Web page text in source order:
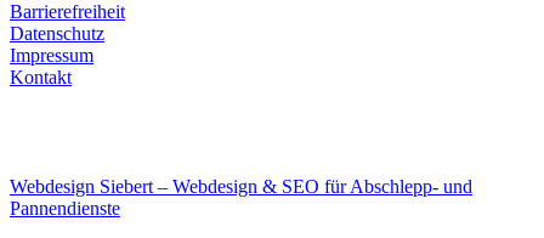
Barrierefreiheit
Datenschutz
Impressum
Kontakt
Webdesign Siebert – Webdesign & SEO für Abschlepp- und
Pannendienste